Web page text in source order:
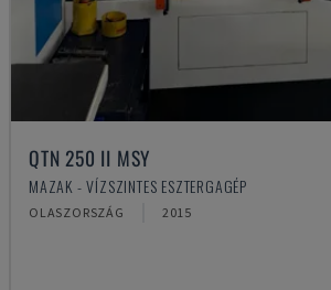
QTN 250 II MSY
MAZAK - VÍZSZINTES ESZTERGAGÉP
OLASZORSZÁG 2015